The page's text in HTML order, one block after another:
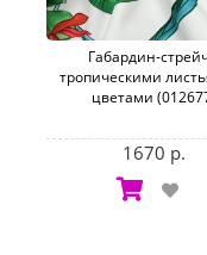
Габардин-
тропическими
цветами
1670 р.